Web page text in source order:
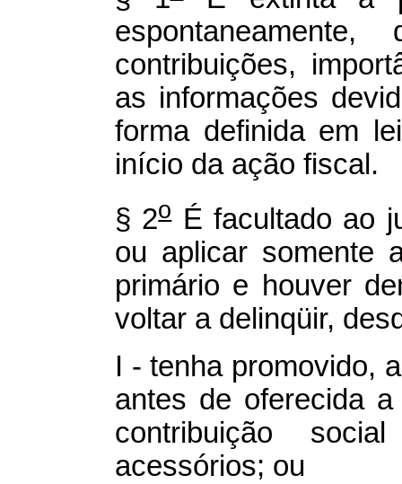
contribuições,
as informações
forma definida em
início da ação fiscal.
§ 2oÉ facultado ao
ou aplicar somente
primário e houver
voltar a delinqüir,
I - tenha promovido,
antes de oferecida
contribuição
acessórios; ou